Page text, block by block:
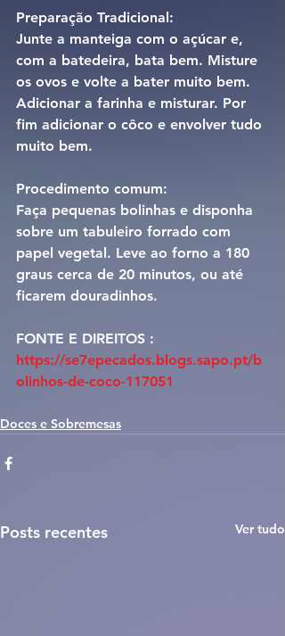
Preparação Tradicional:
Junte a manteiga com o açúcar e,
com a batedeira, bata bem. Misture
os ovos e volte a bater muito bem.
Adicionar a farinha e misturar. Por
fim adicionar o côco e envolver tudo
muito bem.
Procedimento comum:
Faça pequenas bolinhas e disponha
sobre um tabuleiro forrado com
papel vegetal. Leve ao forno a 180
graus cerca de 20 minutos, ou até
ficarem douradinhos.
FONTE E DIREITOS :
https://se7epecados.blogs.sapo.pt/b
olinhos-de-coco-117051
Doces e Sobremesas
Posts recentes Ver tudo